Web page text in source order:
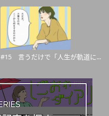
#15 言うだけで「人生が軌道に...